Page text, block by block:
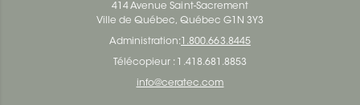
414 Avenue Saint-Sacrement
Ville de Québec, Québec G1N 3Y3
Administration: 1.800.663.8445
Télécopieur : 1.418.681.8853
info@ceratec.com